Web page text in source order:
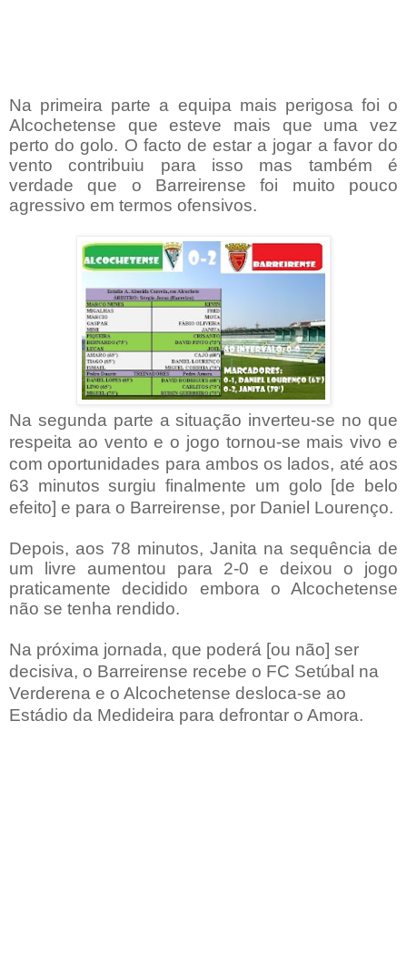
Na primeira parte a equipa mais perigosa foi o
Alcochetense que esteve mais que uma vez
perto do golo. O facto de estar a jogar a favor do
vento contribuiu para isso mas também é
verdade que o Barreirense foi muito pouco
agressivo em termos ofensivos.
Na segunda parte a situação inverteu-se no que
respeita ao vento e o jogo tornou-se mais vivo e
com oportunidades para ambos os lados, até aos
63 minutos surgiu finalmente um golo [de belo
efeito] e para o Barreirense, por Daniel Lourenço.
Depois, aos 78 minutos, Janita na sequência de
um livre aumentou para 2-0 e deixou o jogo
praticamente decidido embora o Alcochetense
não se tenha rendido.
Na próxima jornada, que poderá [ou não] ser
decisiva, o Barreirense recebe o FC Setúbal na
Verderena e o Alcochetense desloca-se ao
Estádio da Medideira para defrontar o Amora.